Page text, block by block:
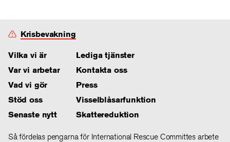
Krisbevakning
Vilka vi är
Var vi arbetar
Vad vi gör
Stöd oss
Senaste nytt
Lediga tjänster
Kontakta oss
Press
Visselblåsarfunktion
Skattereduktion
Så fördelas pengarna för International Rescue Committes arbete